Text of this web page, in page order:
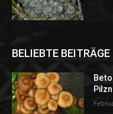
BELIEBTE BEITRÄGE